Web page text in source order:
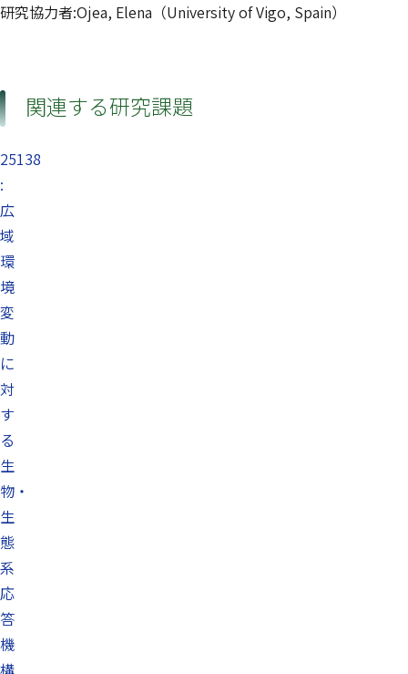
研究協力者:Ojea, Elena（University of Vigo, Spain）
関連する研究課題
25138
:
広
域
環
境
変
動
に
対
す
る
生
物・
生
態
系
応
答
機
構